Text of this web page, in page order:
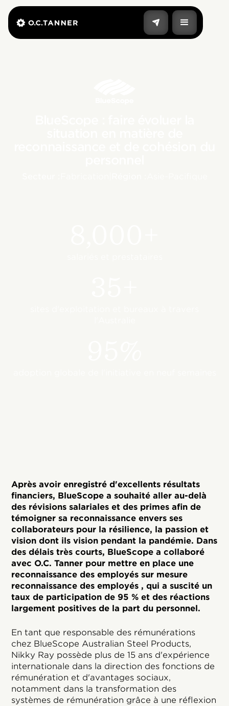
Après avoir enregistré d'excellents résultats
financiers, BlueScope a souhaité aller au-delà
des révisions salariales et des primes afin de
témoigner sa reconnaissance envers ses
collaborateurs pour la résilience, la passion et
vision dont ils vision pendant la pandémie. Dans
des délais très courts, BlueScope a collaboré
avec O.C. Tanner pour mettre en place une
reconnaissance des employés sur mesure
reconnaissance des employés , qui a suscité un
taux de participation de 95 % et des réactions
largement positives de la part du personnel.
En tant que responsable des rémunérations
chez BlueScope Australian Steel Products,
Nikky Ray possède plus de 15 ans d'expérience
internationale dans la direction des fonctions de
rémunération et d'avantages sociaux,
notamment dans la transformation des
systèmes de rémunération grâce à une réflexion